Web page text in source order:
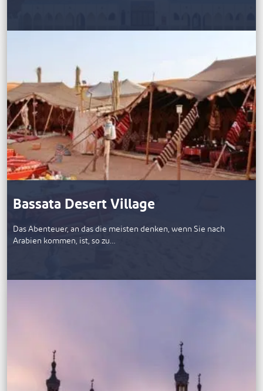
Bassata Desert Village
Das Abenteuer, an das die meisten denken, wenn Sie nach
Arabien kommen, ist, so zu…